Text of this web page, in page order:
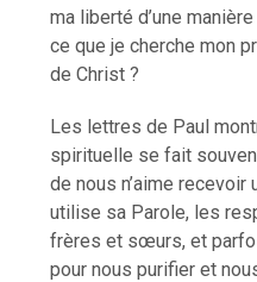
ma liberté d’une
ce que je cherche mon
de Christ ?
Les lettres de Paul
spirituelle se fait
de nous n’aime
utilise sa Parole, les
frères et sœurs, et
pour nous purifier et